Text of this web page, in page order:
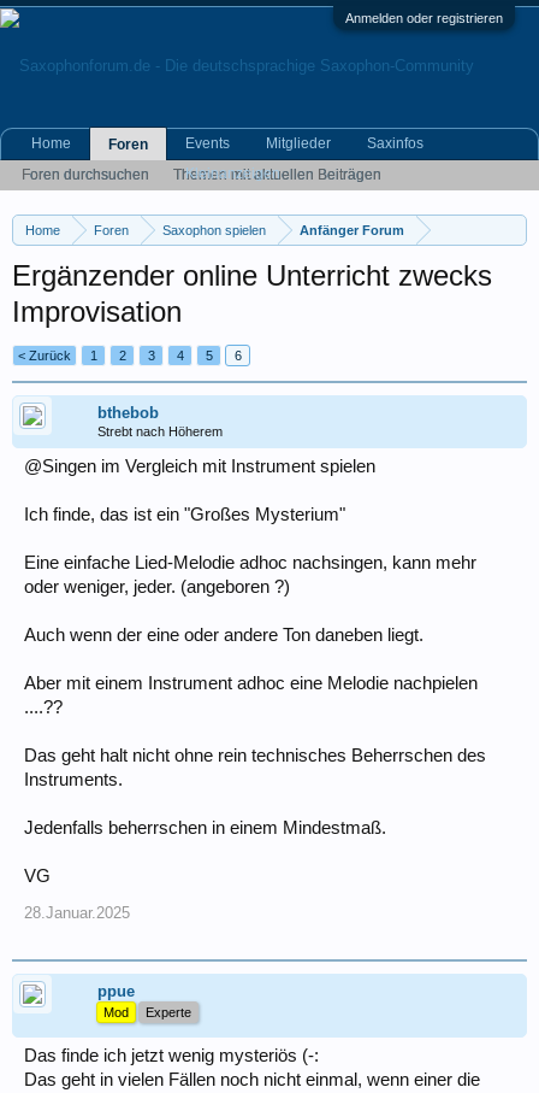
Anmelden oder registrieren
Home Foren Saxophon spielen Anfänger Forum
Ergänzender online Unterricht zwecks
Improvisation
< Zurück 1 2 3 4 5 6
bthebob
Strebt nach Höherem
@Singen im Vergleich mit Instrument spielen
Ich finde, das ist ein "Großes Mysterium"
Eine einfache Lied-Melodie adhoc nachsingen, kann mehr
oder weniger, jeder. (angeboren ?)
Auch wenn der eine oder andere Ton daneben liegt.
Aber mit einem Instrument adhoc eine Melodie nachpielen
....??
Das geht halt nicht ohne rein technisches Beherrschen des
Instruments.
Jedenfalls beherrschen in einem Mindestmaß.
VG
28.Januar.2025
ppue
Mod Experte
Das finde ich jetzt wenig mysteriös (-:
Das geht in vielen Fällen noch nicht einmal, wenn einer die
Home
Foren
Foren durchsuchen
Themen mit aktuellen Beiträgen
Events Mitglieder
Saxinfos
Kleinanzeigen